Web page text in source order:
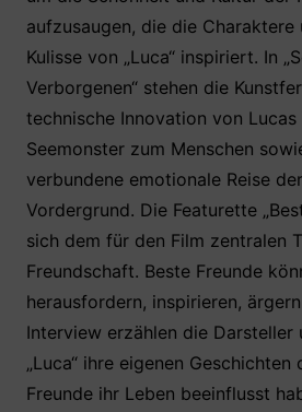
aufzusaugen, die die
Kulisse von „Luca“ inspiriert. In
Verborgenen“ stehen die
technische Innovation von
Seemonster zum Menschen
verbundene emotionale Reise
Vordergrund. Die Featurette
sich dem für den Film zentralen
Freundschaft. Beste Freunde
herausfordern, inspirieren,
Interview erzählen die Darsteller
„Luca“ ihre eigenen
Freunde ihr Leben beeinflusst